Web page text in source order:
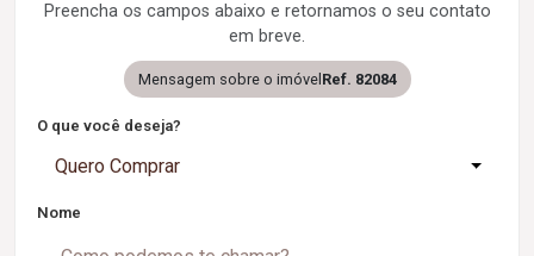
Preencha os campos abaixo e retornamos o seu contato
em breve.
Mensagem sobre o imóvel Ref. 82084
O que você deseja?
Quero Comprar
Nome